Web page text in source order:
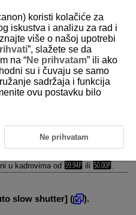
prilikom
[Disable]. Ovo se postiže
pri snimanju na slabom
u kadrovima od
ili .
slow shutter] (
).
koristi kolačiće za
iskustva i analizu za rad i
više o našoj upotrebi
”, slažete se da
na “Ne prihvatam” ili ako
su i čuvaju se samo
sadržaja i funkcija
ovu postavku bilo
Ne prihvatam